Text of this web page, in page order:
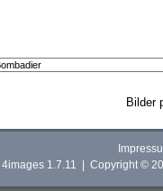
Bilder
4images 1.7.11 | Copyright ©